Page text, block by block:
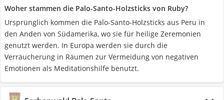
Woher stammen die Palo-Santo-Holzsticks von Ruby?
Ursprünglich kommen die Palo-Santo-Holzsticks aus Peru in
den Anden von Südamerika, wo sie für heilige Zeremonien
genutzt werden. In Europa werden sie durch die
Verräucherung in Räumen zur Vermeidung von negativen
Emotionen als Meditationshilfe benutzt.